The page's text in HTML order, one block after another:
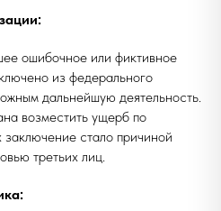
ошибочное или фиктивное
из федерального
дальнейшую деятельность.
возместить ущерб по
стало причиной
третьих лиц.